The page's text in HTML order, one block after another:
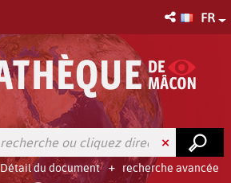
FR
recherche avancée
Détail du document